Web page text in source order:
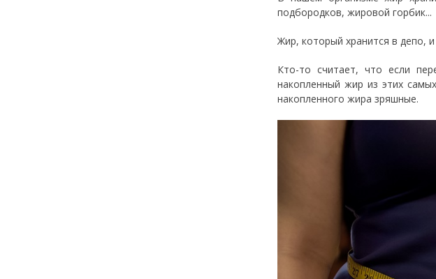
подбородков, жировой горбик...
Жир, который хранится в депо,
Кто-то считает, что если
накопленный жир из этих
накопленного жира зряшные.